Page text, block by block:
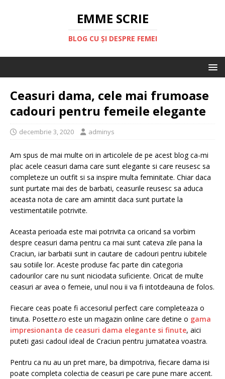
EMME SCRIE
BLOG CU ȘI DESPRE FEMEI
Ceasuri dama, cele mai frumoase
cadouri pentru femeile elegante
decembrie 3, 2020 adminys
Am spus de mai multe ori in articolele de pe acest blog ca-mi
plac acele ceasuri dama care sunt elegante si care reusesc sa
completeze un outfit si sa inspire multa feminitate. Chiar daca
sunt purtate mai des de barbati, ceasurile reusesc sa aduca
aceasta nota de care am amintit daca sunt purtate la
vestimentatiile potrivite.
Aceasta perioada este mai potrivita ca oricand sa vorbim
despre ceasuri dama pentru ca mai sunt cateva zile pana la
Craciun, iar barbatii sunt in cautare de cadouri pentru iubitele
sau sotiile lor. Aceste produse fac parte din categoria
cadourilor care nu sunt niciodata suficiente. Oricat de multe
ceasuri ar avea o femeie, unul nou ii va fi intotdeauna de folos.
Fiecare ceas poate fi accesoriul perfect care completeaza o
tinuta. Posette.ro este un magazin online care detine o gama
impresionanta de ceasuri dama elegante si finute, aici
puteti gasi cadoul ideal de Craciun pentru jumatatea voastra.
Pentru ca nu au un pret mare, ba dimpotriva, fiecare dama isi
poate completa colectia de ceasuri pe care pune mare accent.